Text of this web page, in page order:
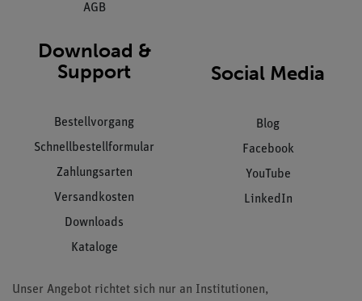
AGB
Download &
Support
Bestellvorgang
Schnellbestellformular
Zahlungsarten
Versandkosten
Downloads
Kataloge
Social Media
Blog
Facebook
YouTube
LinkedIn
Unser Angebot richtet sich nur an Institutionen,